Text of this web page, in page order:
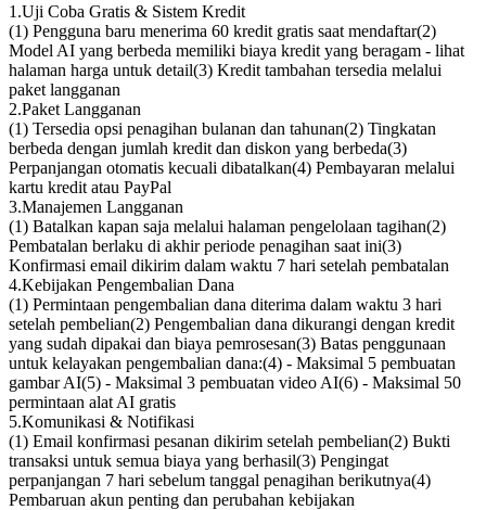
1 .Uji Coba Gratis & Sistem Kredit
(1) Pengguna baru menerima 60 kredit gratis saat mendaftar(2)
Model AI yang berbeda memiliki biaya kredit yang beragam - lihat
halaman harga untuk detail(3) Kredit tambahan tersedia melalui
paket langganan
2.Paket Langganan
(1) Tersedia opsi penagihan bulanan dan tahunan(2) Tingkatan
berbeda dengan jumlah kredit dan diskon yang berbeda(3)
Perpanjangan otomatis kecuali dibatalkan(4) Pembayaran melalui
kartu kredit atau PayPal
3.Manajemen Langganan
(1) Batalkan kapan saja melalui halaman pengelolaan tagihan(2)
Pembatalan berlaku di akhir periode penagihan saat ini(3)
Konfirmasi email dikirim dalam waktu 7 hari setelah pembatalan
4.Kebijakan Pengembalian Dana
(1) Permintaan pengembalian dana diterima dalam waktu 3 hari
setelah pembelian(2) Pengembalian dana dikurangi dengan kredit
yang sudah dipakai dan biaya pemrosesan(3) Batas penggunaan
untuk kelayakan pengembalian dana:(4) - Maksimal 5 pembuatan
gambar AI(5) - Maksimal 3 pembuatan video AI(6) - Maksimal 50
permintaan alat AI gratis
5.Komunikasi & Notifikasi
(1) Email konfirmasi pesanan dikirim setelah pembelian(2) Bukti
transaksi untuk semua biaya yang berhasil(3) Pengingat
perpanjangan 7 hari sebelum tanggal penagihan berikutnya(4)
Pembaruan akun penting dan perubahan kebijakan